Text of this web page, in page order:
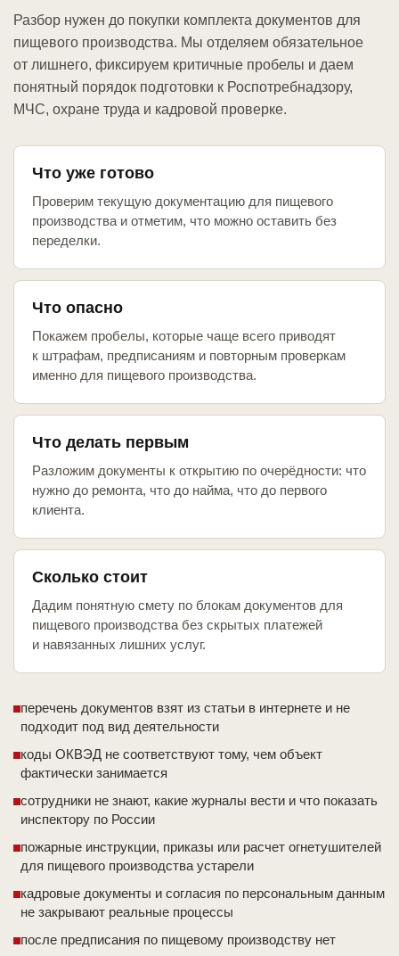
Разбор нужен до покупки комплекта документов для
пищевого производства. Мы отделяем обязательное
от лишнего, фиксируем критичные пробелы и даем
понятный порядок подготовки к Роспотребнадзору,
МЧС, охране труда и кадровой проверке.
Что уже готово
Проверим текущую документацию для пищевого
производства и отметим, что можно оставить без
переделки.
Что опасно
Покажем пробелы, которые чаще всего приводят
к штрафам, предписаниям и повторным проверкам
именно для пищевого производства.
Что делать первым
Разложим документы к открытию по очерёдности: что
нужно до ремонта, что до найма, что до первого
клиента.
Сколько стоит
Дадим понятную смету по блокам документов для
пищевого производства без скрытых платежей
и навязанных лишних услуг.
перечень документов взят из статьи в интернете и не
подходит под вид деятельности
коды ОКВЭД не соответствуют тому, чем объект
фактически занимается
сотрудники не знают, какие журналы вести и что показать
инспектору по России
пожарные инструкции, приказы или расчет огнетушителей
для пищевого производства устарели
кадровые документы и согласия по персональным данным
не закрывают реальные процессы
после предписания по пищевому производству нет